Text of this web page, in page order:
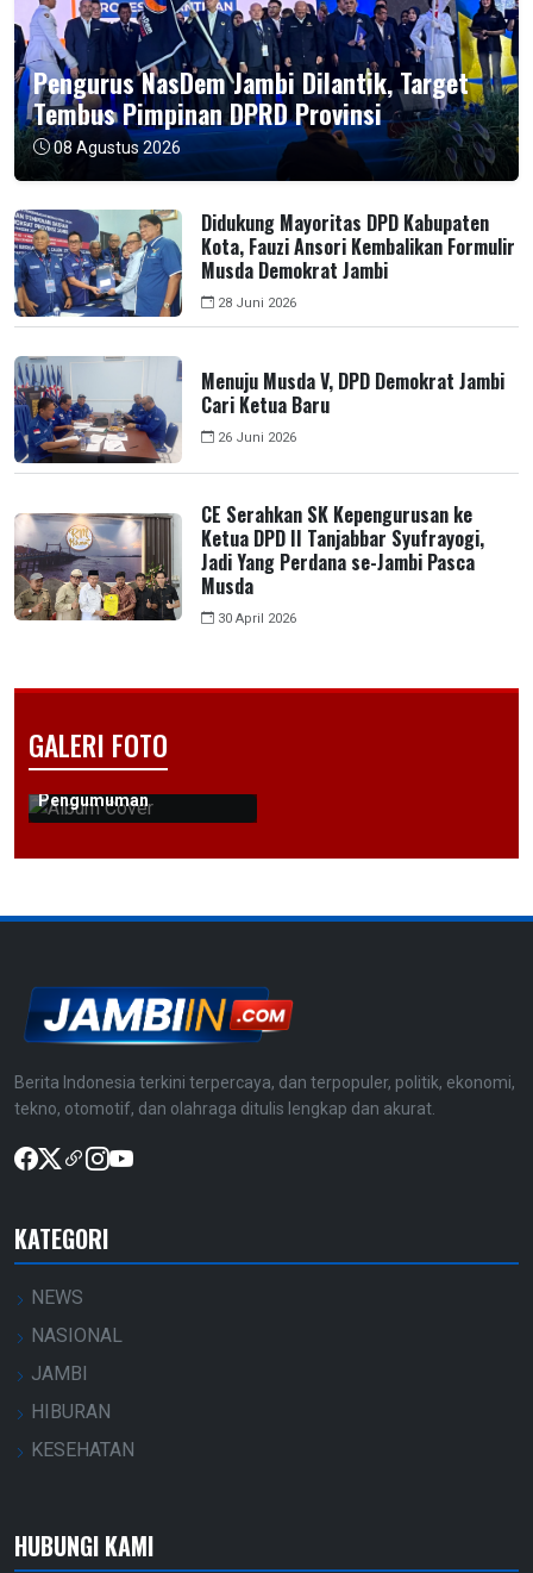
Pengurus NasDem Jambi Dilantik, Target
Tembus Pimpinan DPRD Provinsi
08 Agustus 2026
Didukung Mayoritas DPD Kabupaten
Kota, Fauzi Ansori Kembalikan Formulir
Musda Demokrat Jambi
28 Juni 2026
Menuju Musda V, DPD Demokrat Jambi
Cari Ketua Baru
26 Juni 2026
CE Serahkan SK Kepengurusan ke
Ketua DPD II Tanjabbar Syufrayogi,
Jadi Yang Perdana se-Jambi Pasca
Musda
30 April 2026
GALERI FOTO
Pengumuman
Berita Indonesia terkini terpercaya, dan terpopuler, politik, ekonomi,
tekno, otomotif, dan olahraga ditulis lengkap dan akurat.
KATEGORI
NEWS
NASIONAL
JAMBI
HIBURAN
KESEHATAN
HUBUNGI KAMI